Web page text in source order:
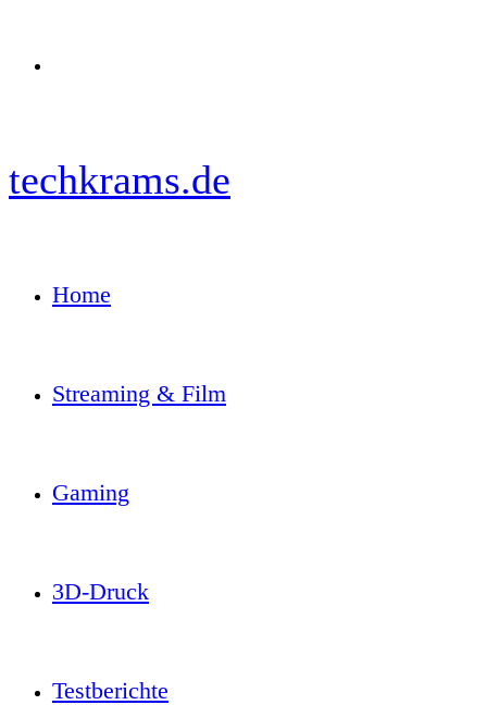
techkrams.de
Home
Streaming & Film
Gaming
3D-Druck
Testberichte